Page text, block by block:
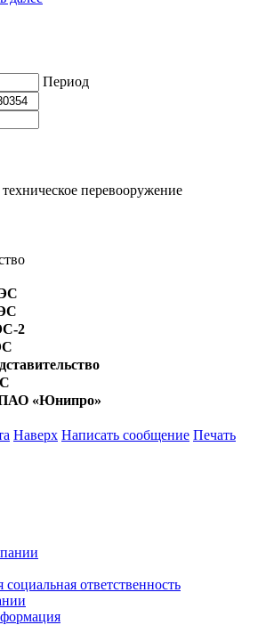
Период
перевооружение
2
«Юнипро»
Наверх Написать сообщение Печать
ответственность